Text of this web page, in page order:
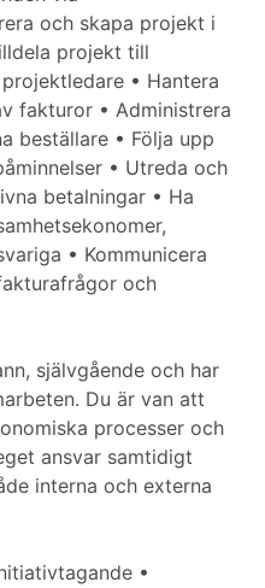
och skapa projekt i
projekt till
• Hantera
fakturor • Administrera
beställare • Följa upp
• Utreda och
betalningar • Ha
• Kommunicera
och
självgående och har
Du är van att
processer och
ansvar samtidigt
interna och externa
•